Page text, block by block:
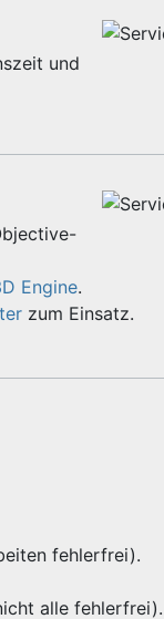
und
Engine.
zum Einsatz.
fehlerfrei).
alle fehlerfrei).